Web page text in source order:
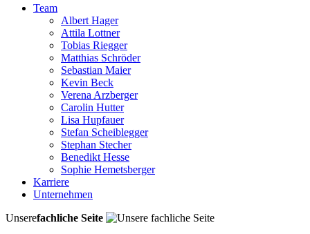
Team
Albert Hager
Attila Lottner
Tobias Riegger
Matthias Schröder
Sebastian Maier
Kevin Beck
Verena Arzberger
Carolin Hutter
Lisa Hupfauer
Stefan Scheiblegger
Stephan Stecher
Benedikt Hesse
Sophie Hemetsberger
Karriere
Unternehmen
Unserefachliche Seite